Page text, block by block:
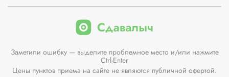
Заметили ошибку — выделите проблемное место и/или нажмите
Ctrl-Enter
Цены пунктов приема на сайте не являются публичной офертой.